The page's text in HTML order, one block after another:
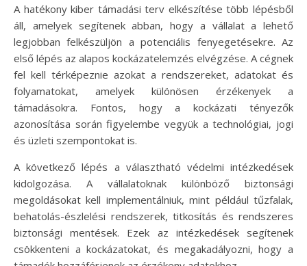
A hatékony kiber támadási terv elkészítése több lépésből
áll, amelyek segítenek abban, hogy a vállalat a lehető
legjobban felkészüljön a potenciális fenyegetésekre. Az
első lépés az alapos kockázatelemzés elvégzése. A cégnek
fel kell térképeznie azokat a rendszereket, adatokat és
folyamatokat, amelyek különösen érzékenyek a
támadásokra. Fontos, hogy a kockázati tényezők
azonosítása során figyelembe vegyük a technológiai, jogi
és üzleti szempontokat is.
A következő lépés a választható védelmi intézkedések
kidolgozása. A vállalatoknak különböző biztonsági
megoldásokat kell implementálniuk, mint például tűzfalak,
behatolás-észlelési rendszerek, titkosítás és rendszeres
biztonsági mentések. Ezek az intézkedések segítenek
csökkenteni a kockázatokat, és megakadályozni, hogy a